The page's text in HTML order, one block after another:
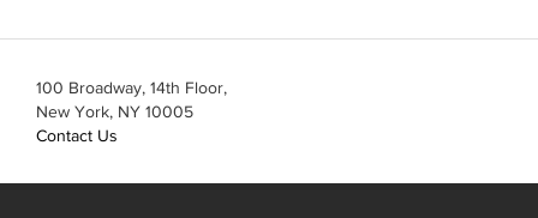
100 Broadway, 14th Floor,
New York, NY 10005
Contact Us